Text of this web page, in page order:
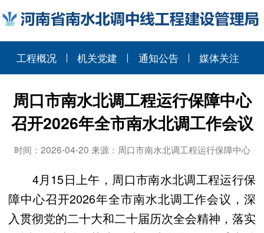
工程概况 机关党建 通知公告 媒体关注
周口市南水北调工程运行保障中心
召开2026年全市南水北调工作会议
时间：2026-04-20 来源：周口市南水北调工程运行保障中心
4月15日上午，周口市南水北调工程运行保
障中心召开2026年全市南水北调工作会议，深
入贯彻党的二十大和二十届历次全会精神，落实